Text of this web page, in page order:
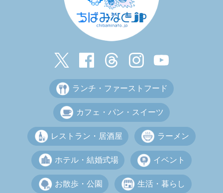
ランチ・ファーストフード
カフェ・パン・スイーツ
レストラン・居酒屋 ラーメン
ホテル・結婚式場 イベント
お散歩・公園 生活・暮らし